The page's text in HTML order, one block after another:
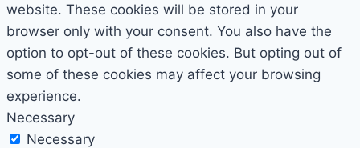
website. These cookies will be stored in your
browser only with your consent. You also have the
option to opt-out of these cookies. But opting out of
some of these cookies may affect your browsing
experience.
Necessary
Necessary